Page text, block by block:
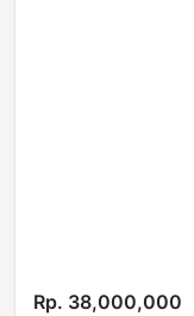
Rp. 38,000,000